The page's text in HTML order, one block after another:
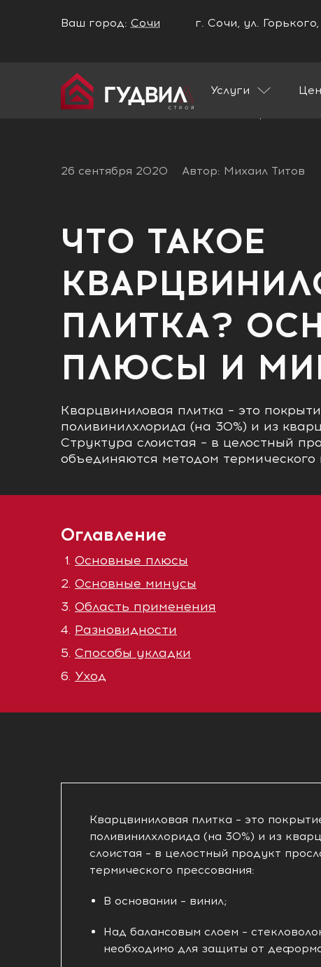
Ваш город: Сочи
НЕТ
г. Сочи, ул.
Услуги
Главная
Что такое
26 сентября 2020 Автор: Михаил Титов
ЧТО ТАКОЕ
ПЛИТКА?
ПЛЮСЫ И
Кварцвиниловая плитка – это
поливинилхлорида (на 30%) и из
Структура слоистая – в целостный
объединяются методом термического
Оглавление
Основные плюсы
Основные минусы
Область применения
Разновидности
Способы укладки
Уход
Кварцвиниловая плитка – это
поливинилхлорида (на 30%) и из
слоистая – в целостный продукт
термического прессования:
В основании – винил;
Над балансовым слоем –
необходимо для защиты от